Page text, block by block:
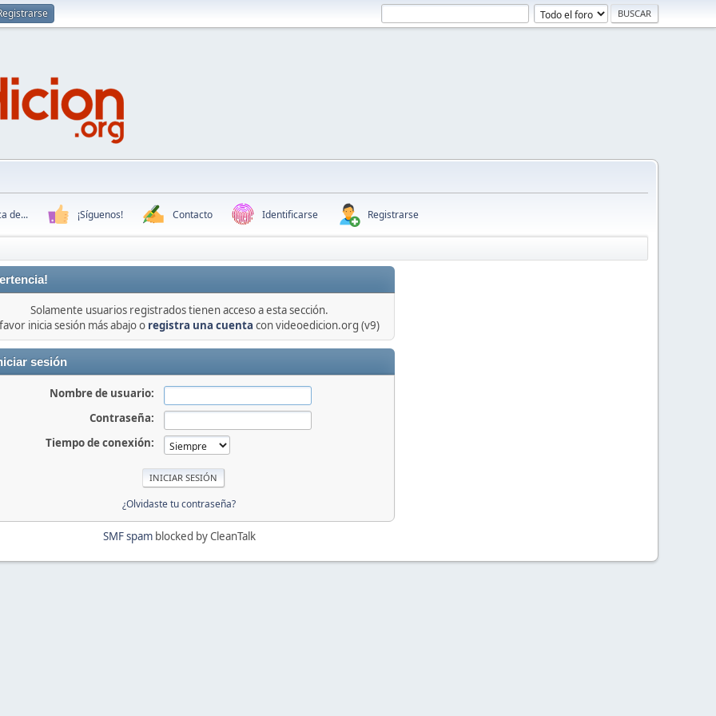
de... ¡Síguenos! Contacto Identificarse Registrarse
Solamente usuarios registrados tienen acceso a esta sección.
inicia sesión más abajo o registra una cuenta con videoedicion.org (v9)
sesión
Nombre de usuario:
Contraseña:
Tiempo de conexión:
¿Olvidaste tu contraseña?
SMF spamblocked by CleanTalk